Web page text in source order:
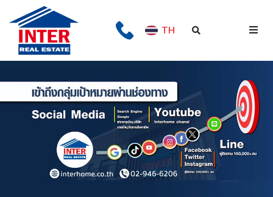
TH